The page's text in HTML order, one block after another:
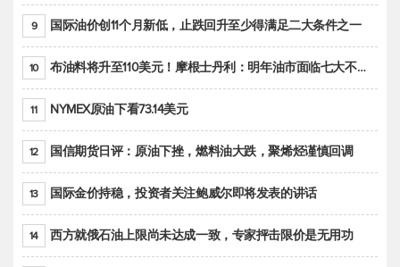
9 国际油价创11个月新低，止跌回升至少得满足二大条件之一
10 布油料将升至110美元！摩根士丹利：明年油市面临七大不确定性
11 NYMEX原油下看73.14美元
12 国信期货日评：原油下挫，燃料油大跌，聚烯烃谨慎回调
13 国际金价持稳，投资者关注鲍威尔即将发表的讲话
14 西方就俄石油上限尚未达成一致，专家抨击限价是无用功